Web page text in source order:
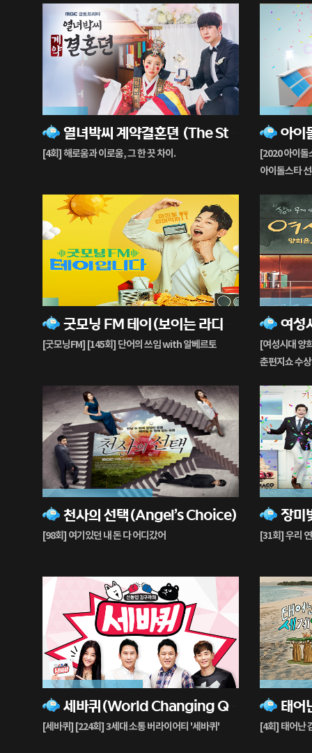
[4회] 해로움과 이로움, 그 한 끗 차이.
23%
재
생
[2020 아이
아이돌스타
56%
재
생
중
[굿모닝FM] [145회] 단어의 쓰임 with 알베르토
8%
재
생
여성
[여성시대 양
춘편지쇼 수
56%
재
생
중
천사의 선택(Angel’s Choice)
[98회] 여기있던 내 돈 다 어디갔어
56%
재
생
장미
[31회] 우리
70%
재
생
[세바퀴] [224회] 3세대 소통 버라이어티 '세바퀴'
51%
재
생
[4회] 태어난
83%
재
생